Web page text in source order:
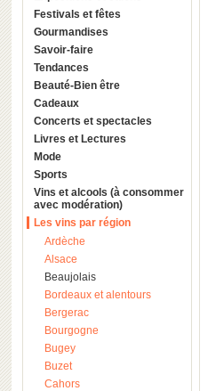
Festivals et fêtes
Gourmandises
Savoir-faire
Tendances
Beauté-Bien être
Cadeaux
Concerts et spectacles
Livres et Lectures
Mode
Sports
Vins et alcools (à consommer
avec modération)
Les vins par région
Ardèche
Alsace
Beaujolais
Bordeaux et alentours
Bergerac
Bourgogne
Bugey
Buzet
Cahors